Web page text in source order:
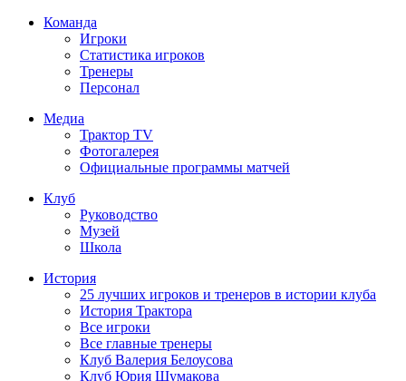
Команда
Игроки
Статистика игроков
Тренеры
Персонал
Медиа
Трактор TV
Фотогалерея
Официальные программы матчей
Клуб
Руководство
Музей
Школа
История
25 лучших игроков и тренеров в истории клуба
История Трактора
Все игроки
Все главные тренеры
Клуб Валерия Белоусова
Клуб Юрия Шумакова